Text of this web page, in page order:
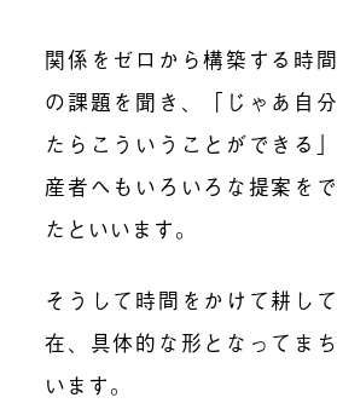
関係をゼロから構築する時
の課題を聞き、「じゃあ自
たらこういうことができる
産者へもいろいろな提案を
たといいます。
そうして時間をかけて耕し
在、具体的な形となってま
います。